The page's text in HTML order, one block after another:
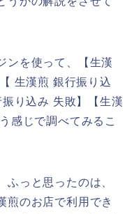
ンを使って、【生漢
生漢煎 銀行振り込
り込み 失敗】【生漢
感じで調べてみるこ
っと思ったのは、
煎のお店で利用でき